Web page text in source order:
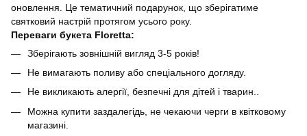
оновлення. Це тематичний подарунок, що зберігатиме
святковий настрій протягом усього року.
Переваги букета Floretta:
Зберігають зовнішній вигляд 3-5 років!
Не вимагають поливу або спеціального догляду.
Не викликають алергії, безпечні для дітей і тварин..
Можна купити заздалегідь, не чекаючи черги в квітковому
магазині.